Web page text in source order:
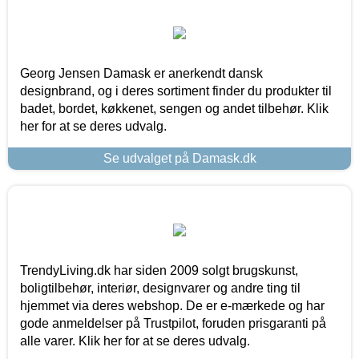
Georg Jensen Damask er anerkendt dansk
designbrand, og i deres sortiment finder du produkter til
badet, bordet, køkkenet, sengen og andet tilbehør. Klik
her for at se deres udvalg.
Se udvalget på Damask.dk
TrendyLiving.dk har siden 2009 solgt brugskunst,
boligtilbehør, interiør, designvarer og andre ting til
hjemmet via deres webshop. De er e-mærkede og har
gode anmeldelser på Trustpilot, foruden prisgaranti på
alle varer. Klik her for at se deres udvalg.